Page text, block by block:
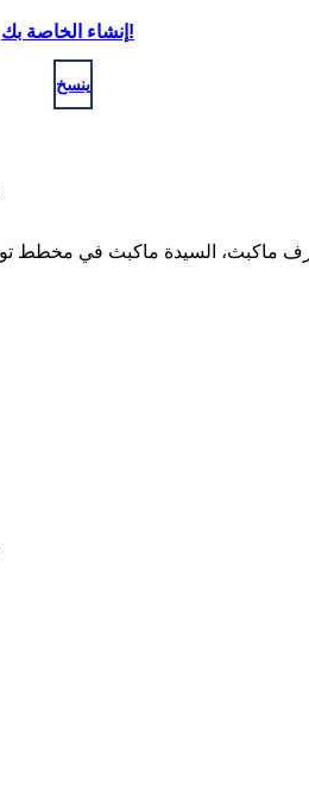
إنشاء الخاصة بك!
ينسخ
ماكبث، السيدة ماكبث في مخطط